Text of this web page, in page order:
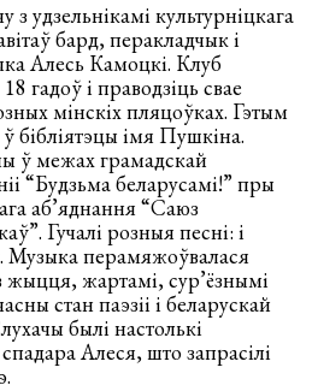
з удзельнікамі культурніцкага
бард, перакладчык і
Алесь Камоцкі. Клуб
гадоў і праводзіць свае
мінскіх пляцоўках. Гэтым
бібліятэцы імя Пушкіна.
ў межах грамадскай
“Будзьма беларусамі!” пры
аб’яднання “Саюз
Гучалі розныя песні: і
Музыка перамяжоўвалася
жыцця, жартамі, сур’ёзнымі
стан паэзіі і беларускай
былі настолькі
Алеся, што запрасілі